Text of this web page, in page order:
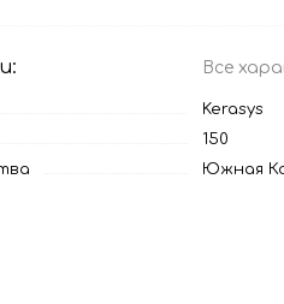
Все
Kerasys
150
Южная